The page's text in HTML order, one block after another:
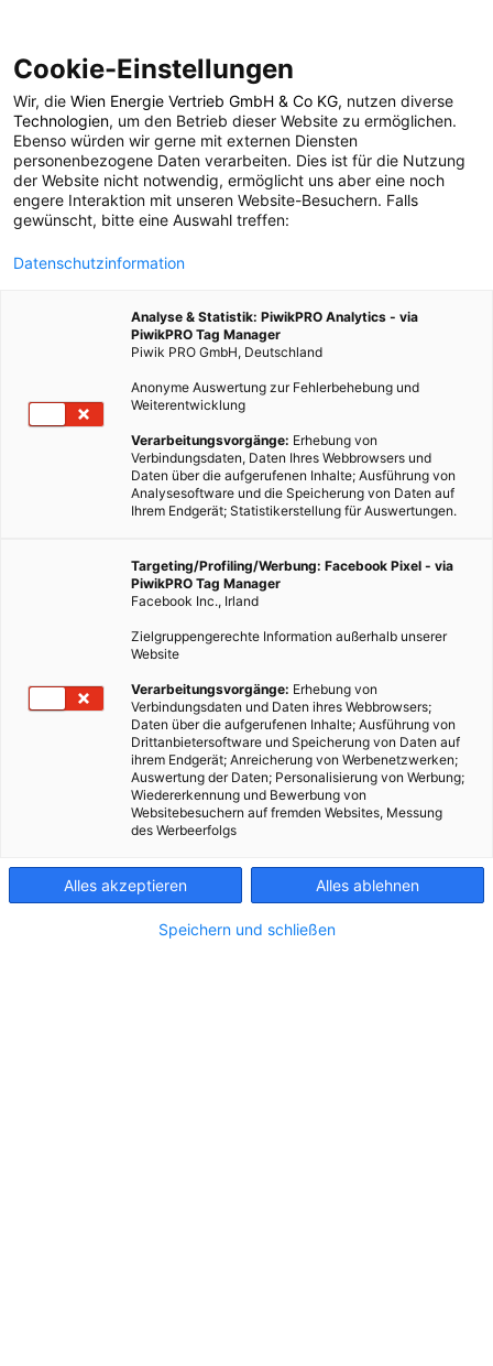
POSTS BY TAG
Karlsruhe
1 BEITRAG
In Karlsruhe werden senkrechte Solarmodule mit
bestehenden Gründächern kombiniert
Cookie-Einstellungen
Wir, die Wien Energie Vertrieb GmbH & Co KG, nutzen diverse
Technologien, um den Betrieb dieser Website zu ermöglichen.
Ebenso würden wir gerne mit externen Diensten
personenbezogene Daten verarbeiten. Dies ist für die Nutzung
der Website nicht notwendig, ermöglicht uns aber eine noch
engere Interaktion mit unseren Website-Besuchern. Falls
gewünscht, bitte eine Auswahl treffen:
Datenschutzinformation
Analyse & Statistik: PiwikPRO Analytics - via
PiwikPRO Tag Manager
Piwik PRO GmbH, Deutschland
Anonyme Auswertung zur Fehlerbehebung und
Weiterentwicklung
Verarbeitungsvorgänge: Erhebung von
Verbindungsdaten, Daten Ihres Webbrowsers und
Daten über die aufgerufenen Inhalte; Ausführung von
Analysesoftware und die Speicherung von Daten auf
Ihrem Endgerät; Statistikerstellung für Auswertungen.
Targeting/Profiling/Werbung: Facebook Pixel - via
PiwikPRO Tag Manager
Facebook Inc., Irland
Zielgruppengerechte Information außerhalb unserer
Website
Verarbeitungsvorgänge: Erhebung von
Verbindungsdaten und Daten ihres Webbrowsers;
Daten über die aufgerufenen Inhalte; Ausführung von
Drittanbietersoftware und Speicherung von Daten auf
ihrem Endgerät; Anreicherung von Werbenetzwerken;
Auswertung der Daten; Personalisierung von Werbung;
Wiedererkennung und Bewerbung von
Websitebesuchern auf fremden Websites, Messung
des Werbeerfolgs
Alles akzeptieren Alles ablehnen
Speichern und schließen